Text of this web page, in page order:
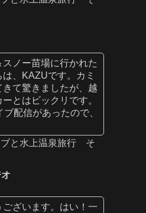
ノー苗場に行かれた
、KAZUです。カミ
て驚きましたが、越
とはビックリです。
配信があったので、
ブと水上温泉旅行 そ
ざいます。はい！一